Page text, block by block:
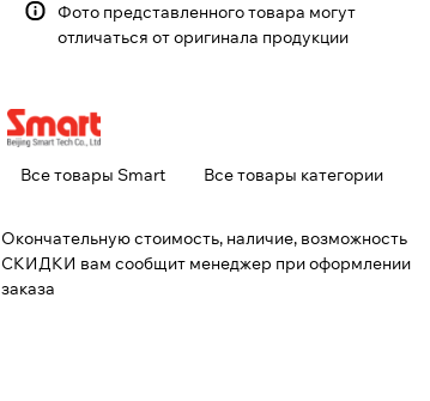
Фото представленного товара могут
отличаться от оригинала продукции
Все товары Smart Все товары категории
Окончательную стоимость, наличие, возможность
СКИДКИ вам сообщит менеджер при оформлении
заказа